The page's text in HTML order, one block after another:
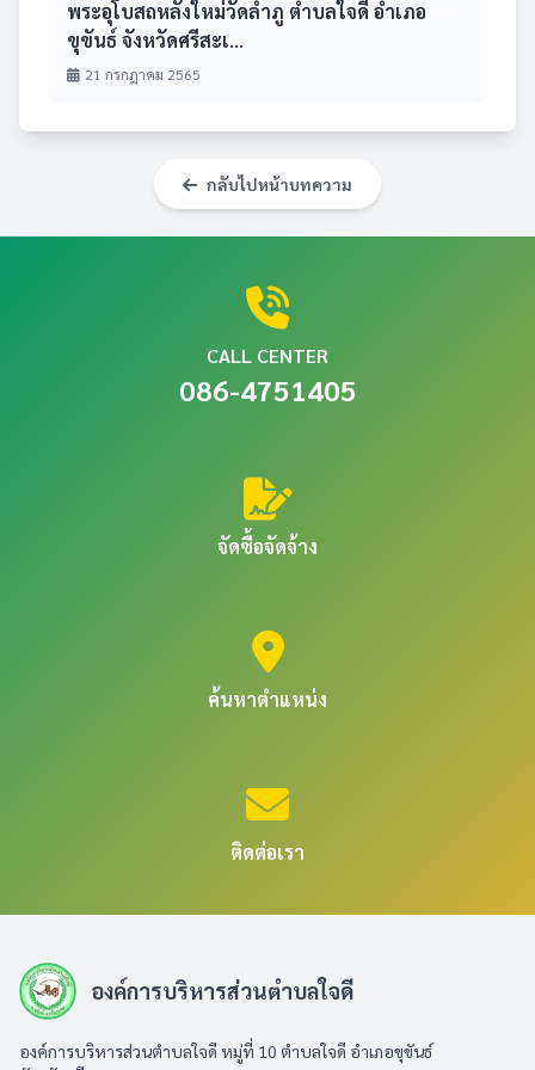
พระอุโบสถหลังใหม่วัดลำภู ตำบลใจดี อำเภอ
ขุขันธ์ จังหวัดศรีสะเ...
21 กรกฎาคม 2565
กลับไปหน้าบทความ
CALL CENTER
086-4751405
จัดซื้อจัดจ้าง
ค้นหาตำแหน่ง
ติดต่อเรา
องค์การบริหารส่วนตำบลใจดี
องค์การบริหารส่วนตำบลใจดี หมู่ที่ 10 ตำบลใจดี อำเภอขุขันธ์